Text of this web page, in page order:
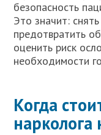
безопасность
Это значит:
предотвратить
оценить риск
необходимости
Когда
нарколога